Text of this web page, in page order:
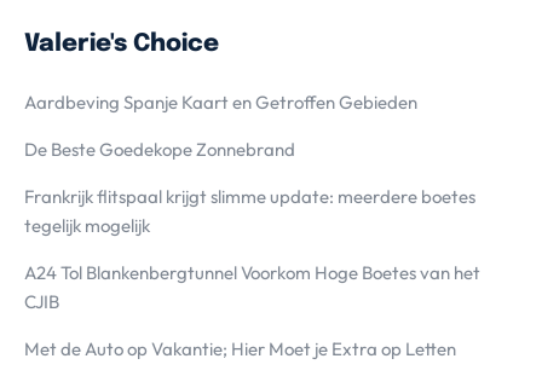
Valerie's Choice
Aardbeving Spanje Kaart en Getroffen Gebieden
De Beste Goedekope Zonnebrand
Frankrijk flitspaal krijgt slimme update: meerdere boetes
tegelijk mogelijk
A24 Tol Blankenbergtunnel Voorkom Hoge Boetes van het
CJIB
Met de Auto op Vakantie; Hier Moet je Extra op Letten